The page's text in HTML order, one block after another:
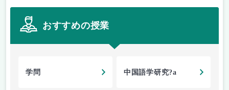
おすすめの授業
学問 中国語学研究?a